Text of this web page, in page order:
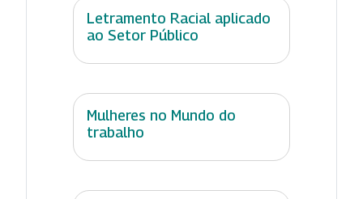
Letramento Racial aplicado
ao Setor Público
Mulheres no Mundo do
trabalho